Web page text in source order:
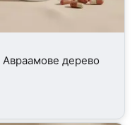
Авраамове дерево